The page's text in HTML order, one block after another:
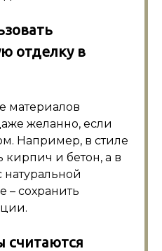
отделку в
материалов
желанно, если
Например, в стиле
кирпич и бетон, а в
натуральной
– сохранить
считаются